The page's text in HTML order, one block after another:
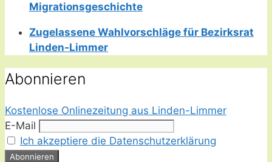
Migrationsgeschichte
Zugelassene Wahlvorschläge für Bezirksrat
Linden-Limmer
Abonnieren
Kostenlose Onlinezeitung aus Linden-Limmer
E-Mail
Ich akzeptiere die Datenschutzerklärung